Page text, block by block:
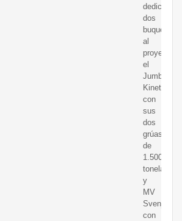
dedicó
dos
buques
al
proyecto,
el
Jumbo
Kinetic
con
sus
dos
grúas
de
1.500
toneladas
y
MV
Svenja
con